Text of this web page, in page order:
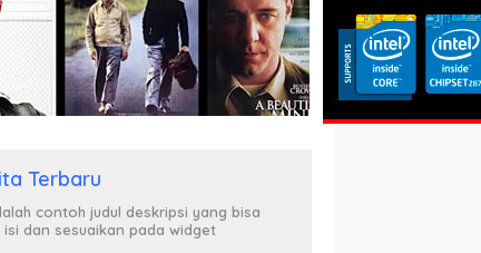
Terbaru
contoh judul deskripsi yang bisa
isi dan sesuaikan pada widget